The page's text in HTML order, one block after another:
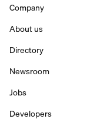
Company
About us
Directory
Newsroom
Jobs
Developers